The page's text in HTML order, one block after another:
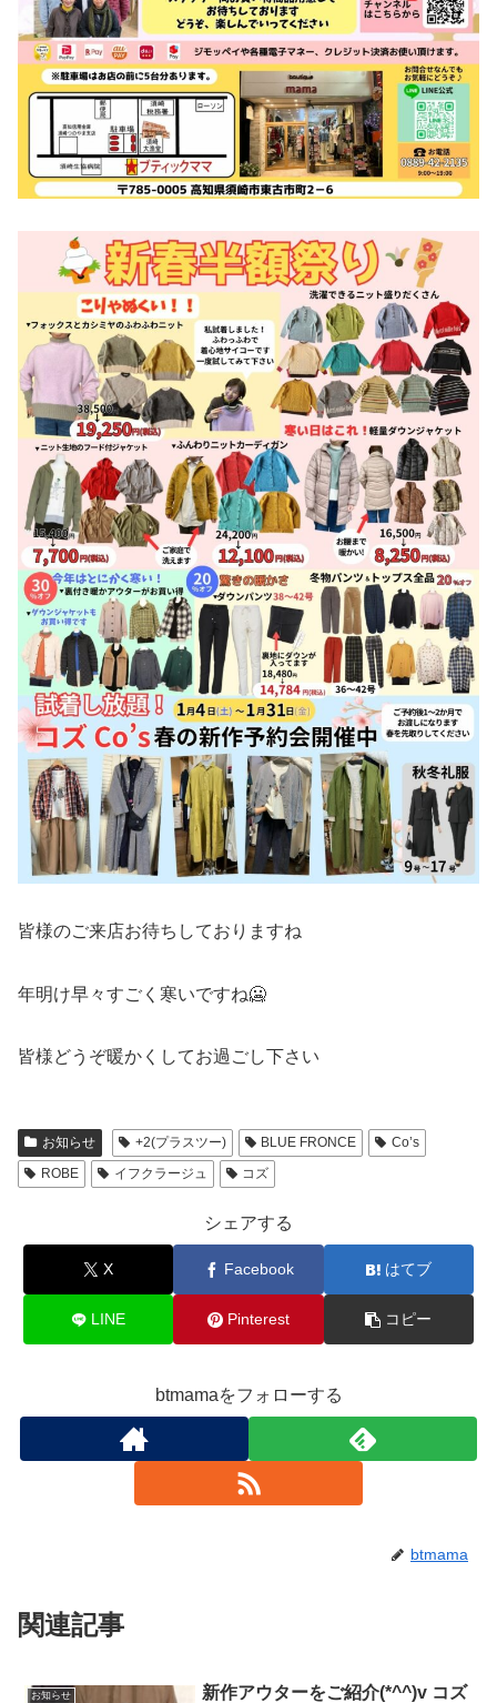
皆様のご来店お待ちしておりますね
年明け早々すごく寒いですね🥶
皆様どうぞ暖かくしてお過ごし下さい
お知らせ +2(プラスツー) BLUE FRONCE
Co’s
ROBE
イフクラージュ コズ
シェアする
X Facebook はてブ
LINE Pinterest コピー
btmamaをフォローする
btmama
関連記事
お知らせ
新作アウターをご紹介(*^^)v コズ